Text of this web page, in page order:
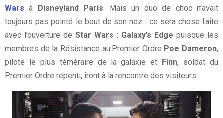
Wars à Disneyland Paris . Mais un duo de choc n’avait
toujours pas pointé le bout de son nez : ce sera chose faite
avec l’ouverture de Star Wars : Galaxy’s Edge puisque les
membres de la Résistance au Premier Ordre Poe Dameron,
pilote le plus téméraire de la galaxie et Finn, soldat du
Premier Ordre repenti, iront à la rencontre des visiteurs.